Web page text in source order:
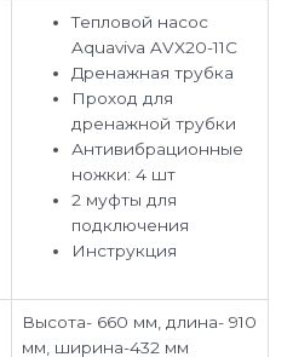
Тепловой насос
Aquaviva AVX20-11C
Дренажная трубка
Проход для
дренажной трубки
Антивибрационные
ножки: 4 шт
2 муфты для
подключения
Инструкция
Высота- 660 мм, длина- 910
мм, ширина-432 мм